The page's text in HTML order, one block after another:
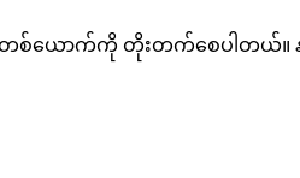
လူတစ်ယောက်ကို တိုးတက်စေပါတယ်